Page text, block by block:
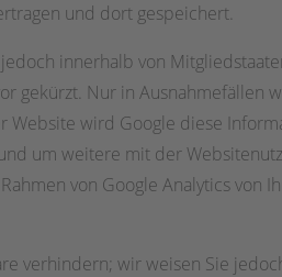
und dort gespeichert.
innerhalb von
gekürzt. Nur in Ausnahmefällen
Website wird Google diese
um weitere mit der
von Google Analytics von
verhindern; wir weisen Sie